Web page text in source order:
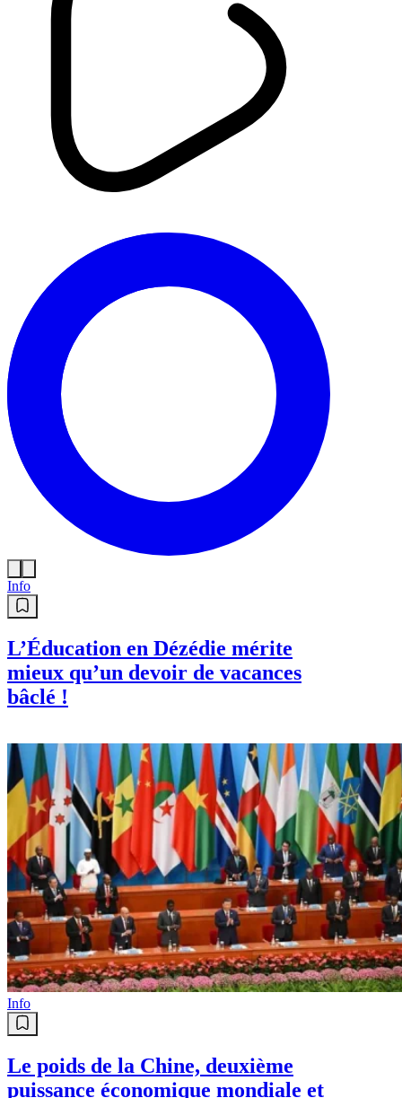
Info
L’Éducation en Dézédie mérite
mieux qu’un devoir de vacances
bâclé !
Info
Le poids de la Chine, deuxième
puissance économique mondiale et